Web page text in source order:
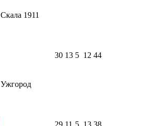
Скала 1911
Ужгород
30 13 5 12 44